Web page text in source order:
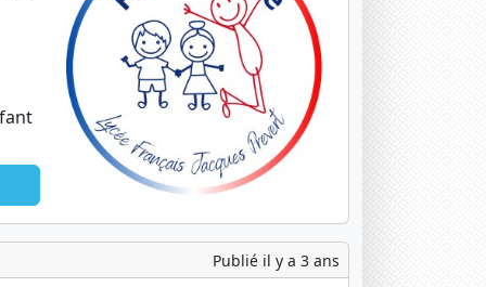
Publié il y a 3 ans